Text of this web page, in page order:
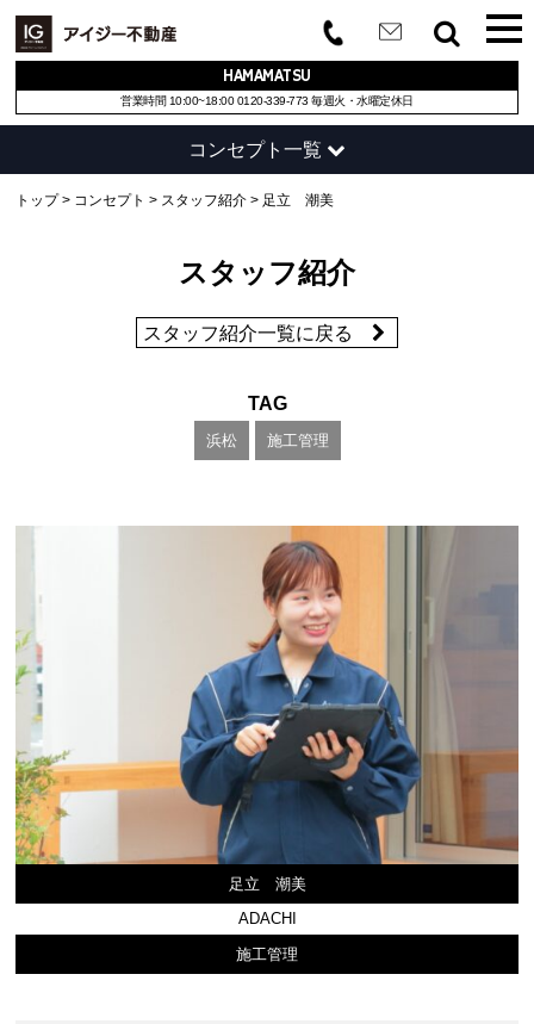
HAMAMATSU
営業時間 10:00~18:00 0120-339-773 毎週火・水曜定休日
コンセプト一覧
コンセプト
スタジオ
スタッフ紹介
トップ コンセプト スタッフ紹介 足立 潮美
スタッフ紹介
スタッフ紹介一覧に戻る
TAG
浜松 施工管理
足立 潮美
ADACHI
施工管理